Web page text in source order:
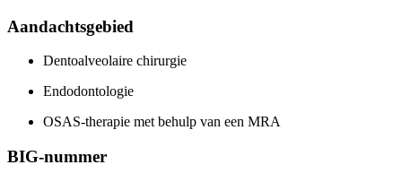
Aandachtsgebied
Dentoalveolaire chirurgie
Endodontologie
OSAS-therapie met behulp van een MRA
BIG-nummer